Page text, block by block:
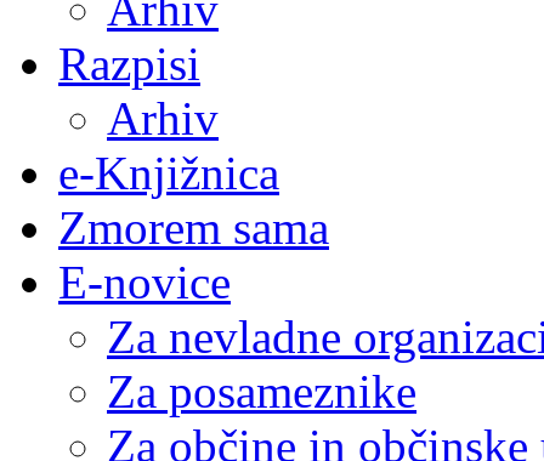
Razpisi
Arhiv
e-Knjižnica
Zmorem sama
E-novice
Za nevladne
Za posameznike
Za občine in občinske